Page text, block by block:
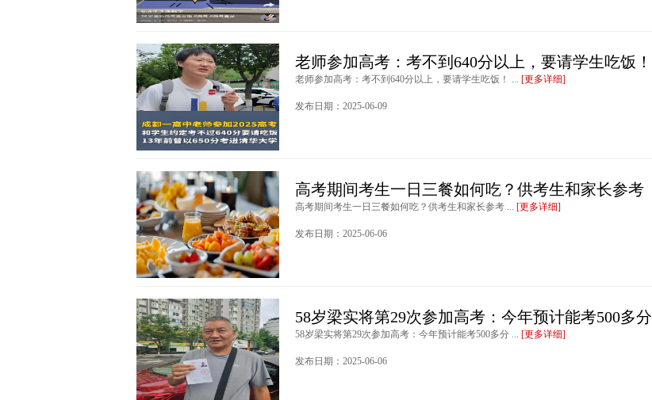
老师参加高考：考不到640分以上，要请学生吃饭！
老师参加高考：考不到640分以上，要请学生吃饭！ ... [更多详细]
发布日期：2025-06-09
高考期间考生一日三餐如何吃？供考生和家长参考
高考期间考生一日三餐如何吃？供考生和家长参考 ... [更多详细]
发布日期：2025-06-06
58岁梁实将第29次参加高考：今年预计能考500多分
58岁梁实将第29次参加高考：今年预计能考500多分 ... [更多详细]
发布日期：2025-06-06